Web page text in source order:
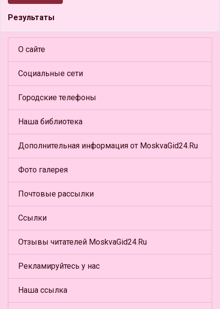
Результаты
О сайте
Социальные сети
Городские телефоны
Наша библиотека
Дополнительная информация от MoskvaGid24.Ru
Фото галерея
Почтовые рассылки
Ссылки
Отзывы читателей MoskvaGid24.Ru
Рекламируйтесь у нас
Наша ссылка